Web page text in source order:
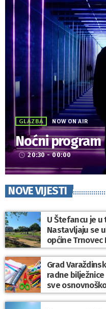
GLAZBA NOW ON AIR
Noćni program
access_time 20:30 - 00:00
NOVE VIJESTI
U Štefancu je
Nastavljaju se
općine
Grad
radne
sve